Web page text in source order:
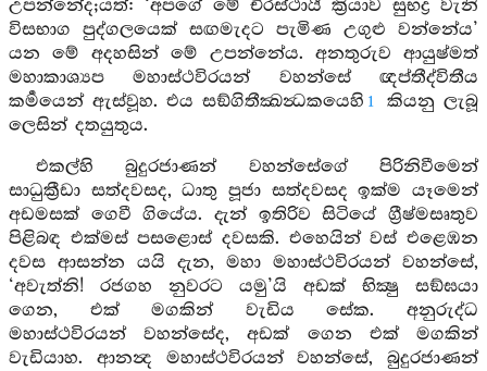
උපන්නේද;යත්: ‘අපගේ මේ චිරස්ථායී ක්‍රියාව සුභද්‍ර වැනි
විසභාග පුද්ගලයෙක් සඟමැදට පැමිණ උගුළු වන්නේය’
යන මේ අදහසින් මේ උපන්නේය. අනතුරුව ආයුෂ්මත්
මහාකාශ්‍යප මහාස්ථවිරයන් වහන්සේ ඥප්තීද්විතීය
කර්‍මයෙන් ඇස්වූහ. එය සඞ්ගිතීක්‍ඛන්‍ධකයෙහි 1
කියනු ලැබූ
ලෙසින් දතයුතුය.
එකල්හි බුදුරජාණන් වහන්සේගේ පිරිනිවීමෙන්
සාධුක්‍රීඩා සත්දවසද, ධාතු පූජා සත්දවසද ඉක්ම යෑමෙන්
අඩමසක් ගෙවී ගියේය. දැන් ඉතිරිව සිටියේ ග්‍රීෂ්මසෘතුව
පිළිබඳ එක්මස් පසළොස් දවසකි. එහෙයින් වස් එළෙඹන
දවස ආසන්න යයි දැන, මහා මහාස්ථවිරයන් වහන්සේ,
‘අවැත්නි! රජගහ නුවරට යමු’යි අඩක් භික්‍ෂු සඞ්ඝයා
ගෙන, එක් මගකින් වැඩිය සේක. අනුරුද්ධ
මහාස්ථවිරයන් වහන්සේද, අඩක් ගෙන එක් මගකින්
වැඩියාහ. ආනන්‍ද මහාස්ථවිරයන් වහන්සේ, බුදුරජාණන්